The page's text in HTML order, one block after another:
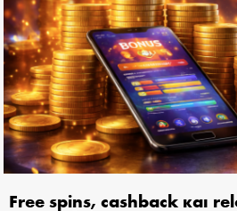
Free spins, cashback και